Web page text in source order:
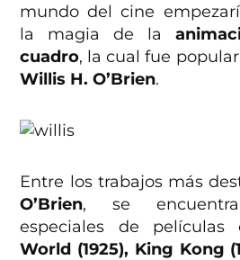
mundo del cine
la magia de la
cuadro, la cual fue
Willis H. O’Brien.
Entre los trabajos más
O’Brien, se
especiales de
World (1925), King Kong